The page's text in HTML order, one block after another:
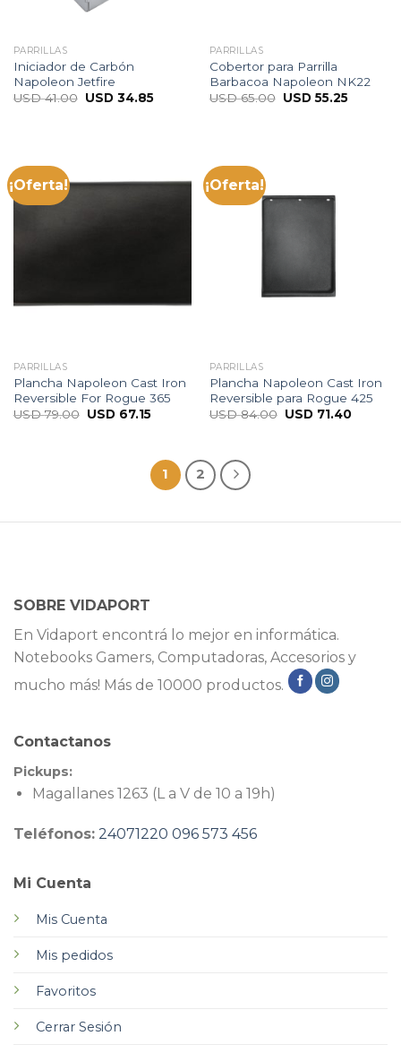
PARRILLAS
Iniciador de Carbón
Napoleon Jetfire
USD41.00 USD 34.85
PARRILLAS
Cobertor para Parrilla
Barbacoa Napoleon NK22
USD65.00 USD55.25
¡Oferta!
PARRILLAS
Plancha Napoleon Cast Iron
Reversible For Rogue 365
USD79.00 USD 67.15
¡Oferta!
PARRILLAS
Plancha Napoleon Cast Iron
Reversible para Rogue 425
USD84.00 USD 71.40
1 2
SOBRE VIDAPORT
En Vidaport encontrá lo mejor en informática.
Notebooks Gamers, Computadoras, Accesorios y
mucho más! Más de 10000 productos.
Mi Cuenta
Mis Cuenta
Mis pedidos
Favoritos
Cerrar Sesión
Contactanos
Pickups:
Magallanes 1263 (L a V de 10 a 19h)
Teléfonos: 24071220 096 573 456